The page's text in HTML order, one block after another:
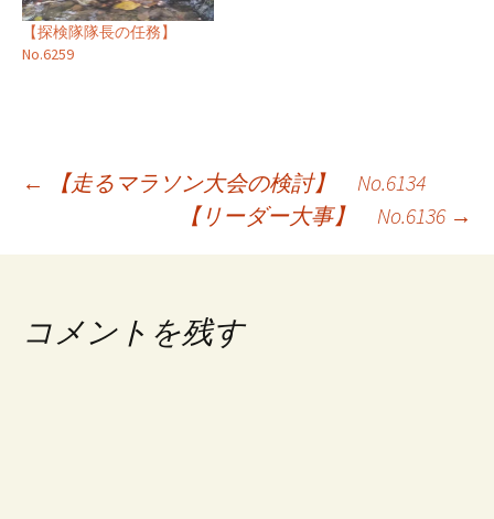
【探検隊隊長の任務】
No.6259
投
ビ
←
【走るマラソン大会の検討】 No.6134
【リーダー大事】 No.6136 →
コメントを残す